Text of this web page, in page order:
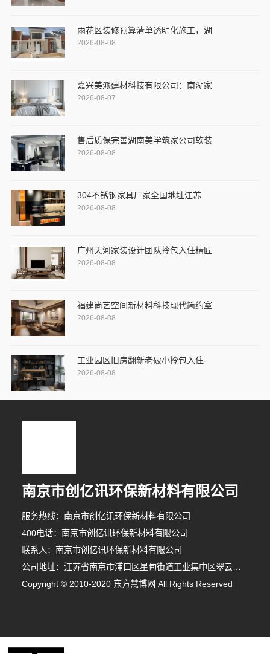
雨花区装修预算清单透明化施工，湖
2026-08-08
嘉兴美派建材科技有限公司：南湖家
2026-08-07
售后质保完善湖南美学筑家公司软装
2026-08-08
304不锈钢家具厂家全国地址江苏
2026-08-08
广州天河家装设计团队拎包入住精匠
2026-08-08
福建尚艺空间新材料科技现代简约室
2026-08-08
工业园区旧房翻新老破小拎包入住-
2026-08-08
南京市创亿讯环保新材料有限公司
服务热线：南京市创亿讯环保新材料有限公司
400电话：南京市创亿讯环保新材料有限公司
联系人：南京市创亿讯环保新材料有限公司
公司地址：江苏省南京市浦口区星甸街道工业集中区翠云南路8号
Copyright © 2010-2020 东方慧博网 All Rights Reserved
8分钟前 王小姐 正在咨询